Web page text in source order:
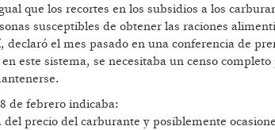
que los recortes en los subsidios a los
susceptibles de obtener las raciones
el mes pasado en una conferencia de
este sistema, se necesitaba un censo
de febrero indicaba:
precio del carburante y posiblemente